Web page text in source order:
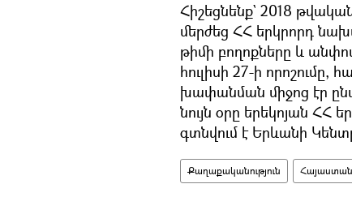
Հիշեցնենք` 2018
մերժեց ՀՀ երկրորդ
թիմի բողոքները և
հուլիսի 27-ի
խափանման միջոց էր
նույն օրը երեկոյան ՀՀ
գտնվում է Երևանի
Քաղաքականություն Հայաստան